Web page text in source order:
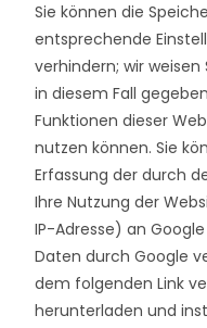
Sie können die
entsprechende
verhindern; wir
in diesem Fall
Funktionen dieser
nutzen können. Sie
Erfassung der durch
Ihre Nutzung der
IP-Adresse) an
Daten durch Google
dem folgenden Link
herunterladen und